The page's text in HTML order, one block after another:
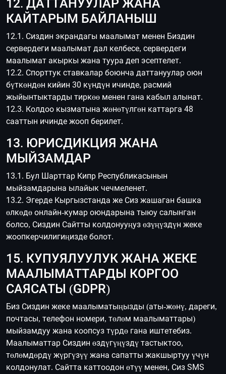
12. ДАТТАНУУЛАР ЖАНА
КАЙТАРЫМ БАЙЛАНЫШ
12.1. Сиздин экрандагы маалымат менен Биздин
сервердеги маалымат дал келбесе, сервердеги
маалымат акыркы жана туура деп эсептелет.
12.2. Спорттук ставкалар боюнча даттануулар оюн
бүткөндөн кийин 30 күндүн ичинде, расмий
жыйынтыктарды тиркөө менен гана кабыл алынат.
12.3. Колдоо кызматына жөнөтүлгөн каттарга 48
сааттын ичинде жооп берилет.
13. ЮРИСДИКЦИЯ ЖАНА
МЫЙЗАМДАР
13.1. Бул Шарттар Кипр Республикасынын
мыйзамдарына ылайык чечмеленет.
13.2. Эгерде Кыргызстанда же Сиз жашаган башка
өлкөдө онлайн-кумар оюндарына тыюу салынган
болсо, Сиздин Сайтты колдонууңуз өзүңүздүн жеке
жоопкерчилигиңизде болот.
15. КУПУЯЛУУЛУК ЖАНА ЖЕКЕ
МААЛЫМАТТАРДЫ КОРГОО
САЯСАТЫ (GDPR)
Биз Сиздин жеке маалыматыңызды (аты-жөнү, дареги,
почтасы, телефон номери, төлөм маалыматтары)
мыйзамдуу жана коопсуз түрдө гана иштетебиз.
Маалыматтар Сиздин өздүгүңүздү тастыктоо,
төлөмдөрдү жүргүзүү жана сапатты жакшыртуу үчүн
колдонулат. Сайтта каттоодон өтүү менен, Сиз SMS